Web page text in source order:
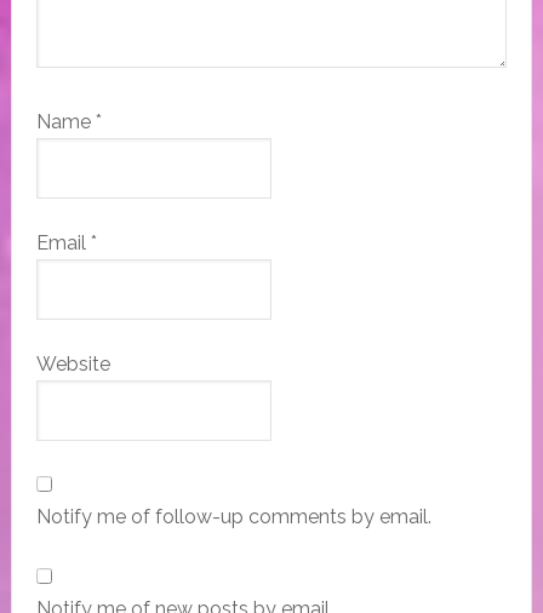
Name *
Email *
Website
Notify me of follow-up comments by email.